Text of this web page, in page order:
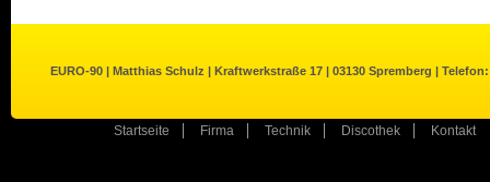
EURO-90 | Matthias Schulz | Kraftwerkstraße 17 | 03130 Spremberg | Telefon:
Startseite Firma Technik Discothek Kontakt